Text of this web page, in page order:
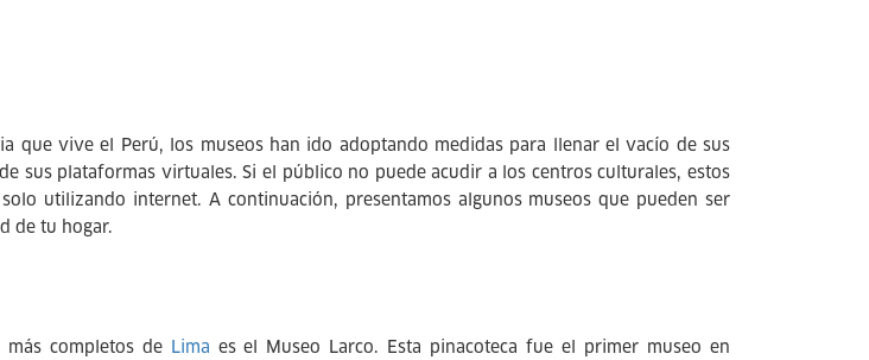
que vive el Perú, los museos han ido adoptando medidas para llenar el vacío de sus
sus plataformas virtuales. Si el público no puede acudir a los centros culturales, estos
utilizando internet. A continuación, presentamos algunos museos que pueden ser
de tu hogar.
completos de Lima es el Museo Larco. Esta pinacoteca fue el primer museo en